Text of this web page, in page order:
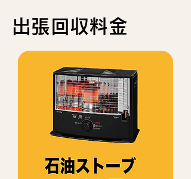
出張回収料金